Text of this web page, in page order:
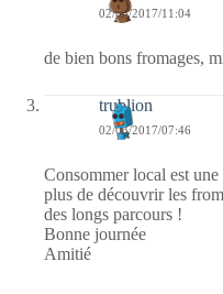
02/03/2017/11:04
de bien bons fromages,
trublion
02/03/2017/07:46
Consommer local est
plus de découvrir les
des longs parcours !
Bonne journée
Amitié